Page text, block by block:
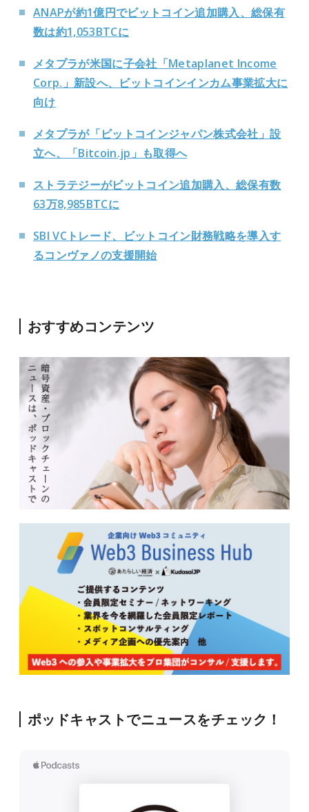
ANAPが約1億円でビットコイン追加購入、総保有
数は約1,053BTCに
メタプラが米国に子会社「Metaplanet Income
Corp.」新設へ、ビットコインインカム事業拡大に
向け
メタプラが「ビットコインジャパン株式会社」設
立へ、「Bitcoin.jp」も取得へ
ストラテジーがビットコイン追加購入、総保有数
63万8,985BTCに
SBI VCトレード、ビットコイン財務戦略を導入す
るコンヴァノの支援開始
おすすめコンテンツ
ポッドキャストでニュースをチェック！